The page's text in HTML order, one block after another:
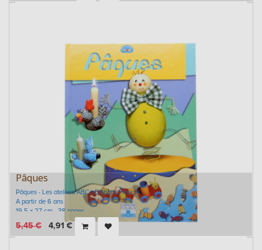
Pâques
Pâques - Les ateliers ABC - Editions Fleurus
A partir de 6 ans
19,5 x 27 cm - 38 pages
5,45€ 4,91 €